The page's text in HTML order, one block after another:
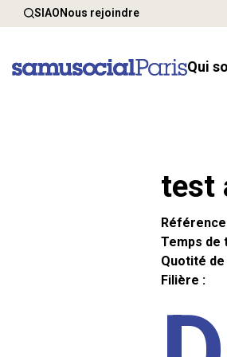
SIAONous rejoindre
Qui
test
Temps de
Quotité
Filière :